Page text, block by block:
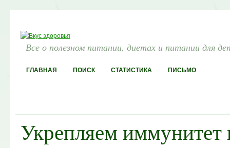
Все о полезном питании, диетах и питании для
ГЛАВНАЯ ПОИСК СТАТИСТИКА ПИСЬМО
Укрепляем иммунитет